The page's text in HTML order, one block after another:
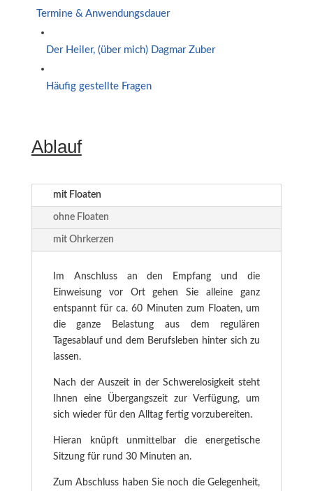
Termine & Anwendungsdauer
Der Heiler, (über mich) Dagmar Zuber
Häufig gestellte Fragen
Ablauf
mit Floaten
ohne Floaten
mit Ohrkerzen
Im Anschluss an den Empfang und die
Einweisung vor Ort gehen Sie alleine ganz
entspannt für ca. 60 Minuten zum Floaten, um
die ganze Belastung aus dem regulären
Tagesablauf und dem Berufsleben hinter sich zu
lassen.
Nach der Auszeit in der Schwerelosigkeit steht
Ihnen eine Übergangszeit zur Verfügung, um
sich wieder für den Alltag fertig vorzubereiten.
Hieran knüpft unmittelbar die energetische
Sitzung für rund 30 Minuten an.
Zum Abschluss haben Sie noch die Gelegenheit,